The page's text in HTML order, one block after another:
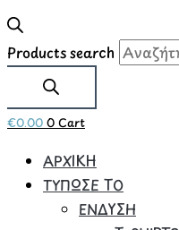
Products search
€0.00 0 Cart
ΑΡΧΙΚΗ
ΤΥΠΩΣΕ ΤΟ
ΕΝΔΥΣΗ